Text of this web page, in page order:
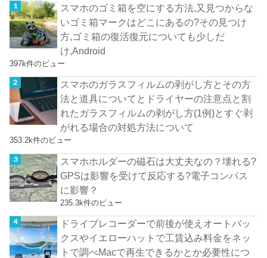
スマホのゴミ箱を空にする方法,又見つからな
いゴミ箱マークはどこにあるの?その見つけ
方,ゴミ箱の復活復元についても少しだ
け,Android
397k件のビュー
スマホのガラスフィルムの剥がし方とその方
法と道具についてとドライヤーの注意点と割
れたガラスフィルムの剥がし方(1例)とすぐ剥
がれる場合の対処方法について
353.2k件のビュー
スマホホルダーの磁石は大丈夫なの？壊れる?
GPSは影響を受けて反応する?電子コンパス
に影響？
235.3k件のビュー
ドライブレコーダーで前後が使えオートバッ
クスやイエローハットで工賃込み料金をネッ
トで調べMacで再生できるかとか必要性につ